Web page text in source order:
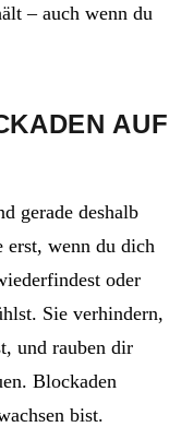
– auch wenn du
AUF
gerade deshalb
wenn du dich
oder
Sie verhindern,
und rauben dir
Blockaden
bist.